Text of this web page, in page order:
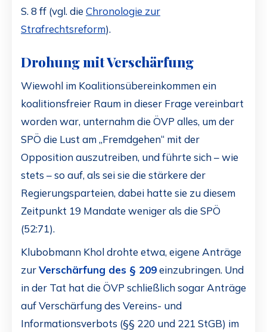
S. 8 ff (vgl. die Chronologie zur
Strafrechtsreform).
Drohung mit Verschärfung
Wiewohl im Koalitionsübereinkommen ein
koalitionsfreier Raum in dieser Frage vereinbart
worden war, unternahm die ÖVP alles, um der
SPÖ die Lust am „Fremdgehen“ mit der
Opposition auszutreiben, und führte sich – wie
stets – so auf, als sei sie die stärkere der
Regierungsparteien, dabei hatte sie zu diesem
Zeitpunkt 19 Mandate weniger als die SPÖ
(52:71).
Klubobmann Khol drohte etwa, eigene Anträge
zurVerschärfung des § 209einzubringen. Und
in der Tat hat die ÖVP schließlich sogar Anträge
auf Verschärfung des Vereins- und
Informationsverbots (§§ 220 und 221 StGB) im